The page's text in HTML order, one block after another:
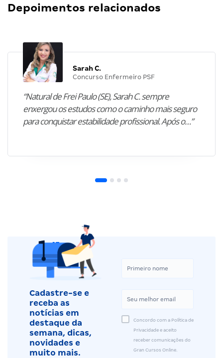
Depoimentos relacionados
Sarah C.
Concurso Enfermeiro PSF
“Natural de Frei Paulo (SE), Sarah C. sempre
enxergou os estudos como o caminho mais seguro
para conquistar estabilidade profissional. Após o…”
Cadastre-se e
receba as
notícias em
destaque da
semana, dicas,
novidades e
muito mais.
Concordo com a Política de
Privacidade e aceito
receber comunicações do
Gran Cursos Online.